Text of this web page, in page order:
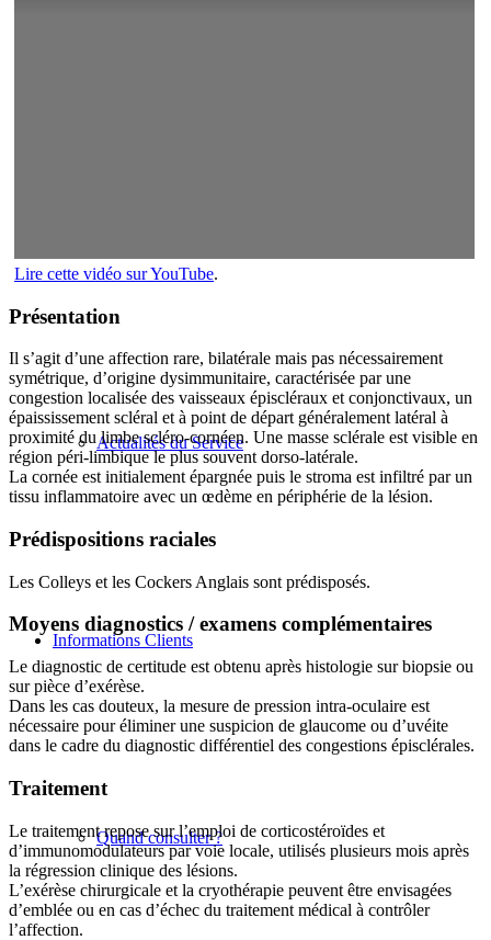
Actualités du Service
Informations Clients
Quand consulter ?
Lire cette vidéo sur YouTube.
Présentation
Il s’agit d’une affection rare, bilatérale mais pas nécessairement
symétrique, d’origine dysimmunitaire, caractérisée par une
congestion localisée des vaisseaux épiscléraux et conjonctivaux, un
épaississement scléral et à point de départ généralement latéral à
proximité du limbe scléro-cornéen. Une masse sclérale est visible en
région péri-limbique le plus souvent dorso-latérale.
La cornée est initialement épargnée puis le stroma est infiltré par un
tissu inflammatoire avec un œdème en périphérie de la lésion.
Prédispositions raciales
Les Colleys et les Cockers Anglais sont prédisposés.
Moyens diagnostics / examens complémentaires
Le diagnostic de certitude est obtenu après histologie sur biopsie ou
sur pièce d’exérèse.
Dans les cas douteux, la mesure de pression intra-oculaire est
nécessaire pour éliminer une suspicion de glaucome ou d’uvéite
dans le cadre du diagnostic différentiel des congestions épisclérales.
Traitement
Le traitement repose sur l’emploi de corticostéroïdes et
d’immunomodulateurs par voie locale, utilisés plusieurs mois après
la régression clinique des lésions.
L’exérèse chirurgicale et la cryothérapie peuvent être envisagées
d’emblée ou en cas d’échec du traitement médical à contrôler
l’affection.